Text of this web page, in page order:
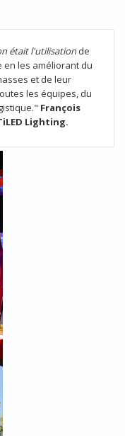
était l'utilisationde
en les améliorant du
et de leur
les équipes, du
François
Lighting.